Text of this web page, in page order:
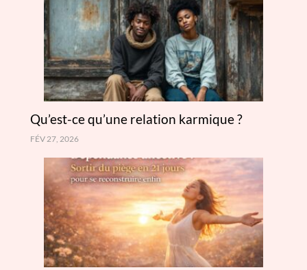
Qu’est-ce qu’une relation karmique ?
FÉV 27, 2026